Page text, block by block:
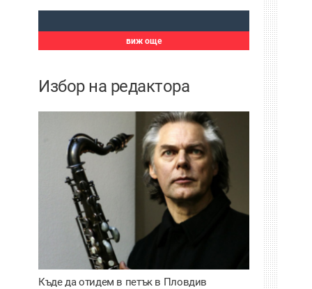
виж още
Избор на редактора
Къде да отидем в петък в Пловдив